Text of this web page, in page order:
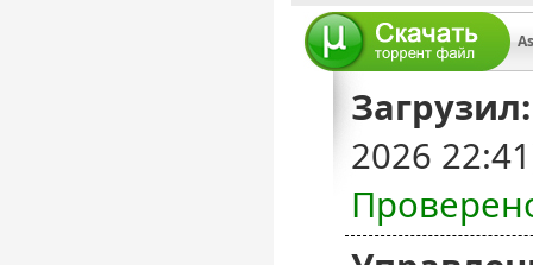
Загрузил:
2026